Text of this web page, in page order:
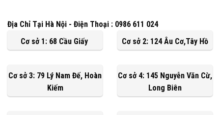
Địa Chỉ Tại Hà Nội - Điện Thoại : 0986 611 024
Cơ sở 1: 68 Cầu Giấy
Cơ sở 2: 124 Âu Cơ,Tây Hồ
Cơ sở 3: 79 Lý Nam Đế, Hoàn
Kiếm
Cơ sở 4: 145 Nguyễn Văn Cừ,
Long Biên